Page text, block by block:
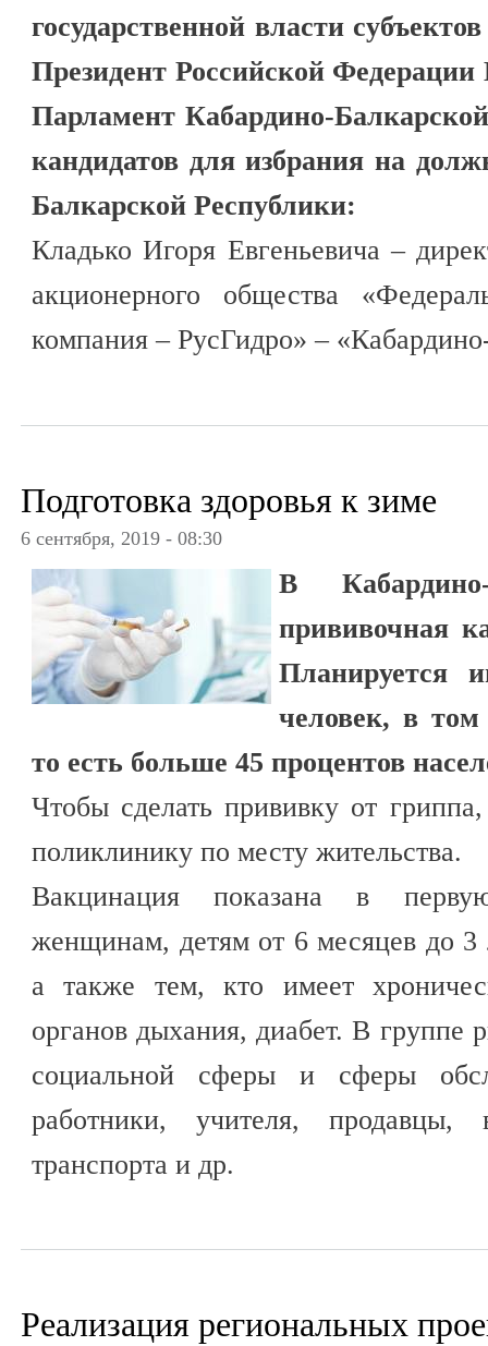
государственной власти
Президент Российской
Парламент Кабардино-
кандидатов для избрания на
Балкарской Республики:
Кладько Игоря Евгеньевича –
акционерного общества
компания – РусГидро» –
Подготовка здоровья к зиме
6 сентября, 2019 - 08:30
В Кабардино-
прививочная
Планируется
человек, в
то есть больше 45 процентов
Чтобы сделать прививку от
поликлинику по месту жительства.
Вакцинация показана в
женщинам, детям от 6 месяцев до 3
а также тем, кто имеет
органов дыхания, диабет. В группе
социальной сферы и сферы
работники, учителя, продавцы,
транспорта и др.
Реализация региональных